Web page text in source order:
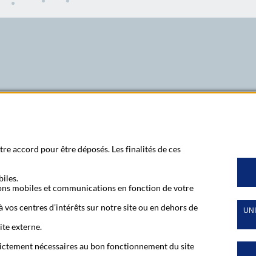
S'abonner à toutes nos publications
Accessibilité -
accord pour être déposés. Les finalités de ces
mobiles et communications en fonction de votre
centres d’intérêts sur notre site ou en dehors de
externe.
nécessaires au bon fonctionnement du site